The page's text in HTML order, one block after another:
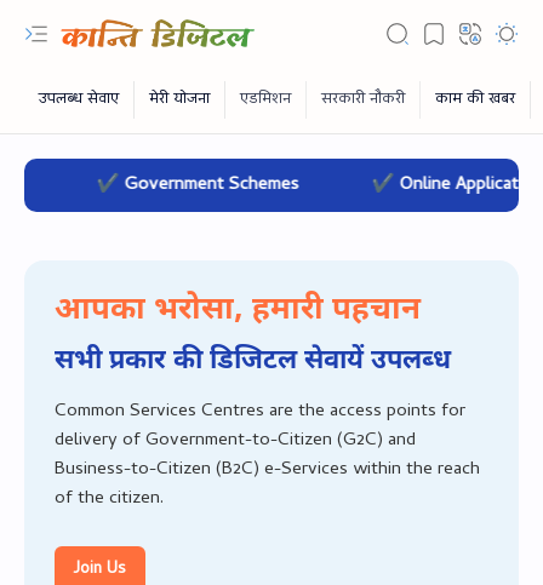
RTL Mode
Rich Results Test
PageSpeed Insights
✔ Government Schemes ✔ Online Applications
आपका भरोसा, हमारी पहचान
सभी प्रकार की डिजिटल सेवायें उपलब्‍ध
Common Services Centres are the access points for
delivery of Government-to-Citizen (G2C) and
Business-to-Citizen (B2C) e-Services within the reach
of the citizen.
Join Us